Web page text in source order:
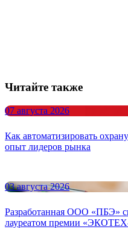
Читайте также
07 августа 2026
Как автоматизировать
опыт лидеров рынка
03 августа 2026
Разработанная ООО «ПБЭ»
лауреатом премии